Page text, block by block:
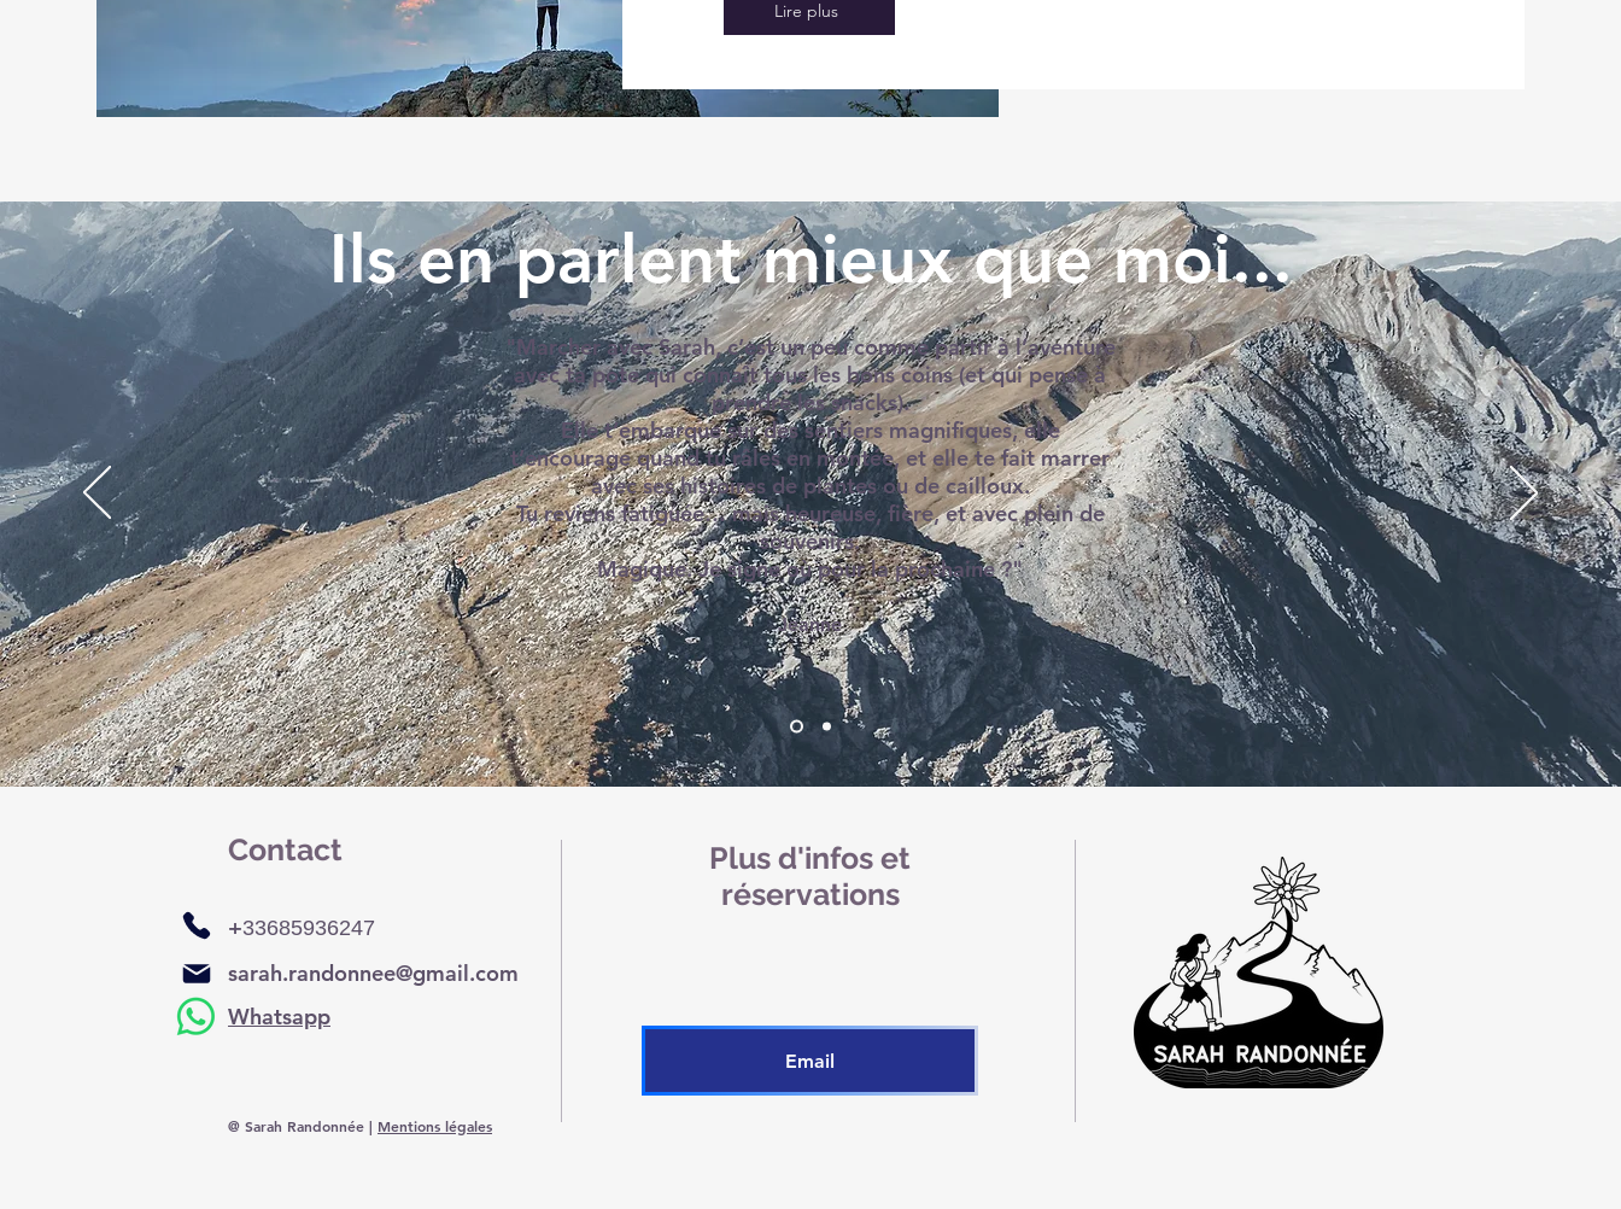
Lire plus
Ils en parlent mieux que moi...
"Marcher avec Sarah, c’est un peu comme partir à l’aventure
avec ta pote qui connaît tous les bons coins (et qui pense à
prendre les snacks).
Elle t’embarque sur des sentiers magnifiques, elle
t’encourage quand tu râles en montée, et elle te fait marrer
avec ses histoires de plantes ou de cailloux.
Tu reviens fatiguée… mais heureuse, fière, et avec plein de
souvenirs.
Magique. Je signe où pour la prochaine ?"
Jeanne
Contact
+33685936247
sarah.randonnee@gmail.com
Whatsapp
@ Sarah Randonnée | Mentions légales
Plus d'infos et
réservations
Email